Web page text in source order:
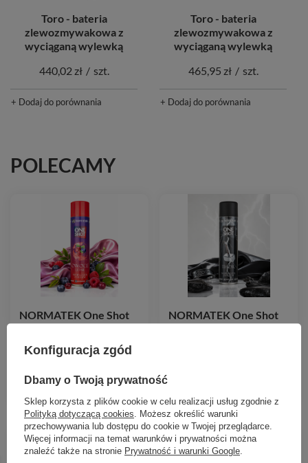
Toro - bateria
zlewozmywakowa z
wyciąganą wylewką
440,02 zł / szt.
+ Dodaj do porównania
Toro - bateria
zlewozmywakowa z
wyciąganą wylewką
465,95 zł / szt.
+ Dodaj do porównania
POLECAMY
NORMATEK One Shot
Owoce Leśne
neutralizator zapachów
600 ml
17,99 zł / szt.
NORMATEK One Shot
Thor neutralizator
Konfiguracja zgód
Dbamy o Twoją prywatność
Sklep korzysta z plików cookie w celu realizacji usług zgodnie z
Polityką dotyczącą cookies. Możesz określić warunki
przechowywania lub dostępu do cookie w Twojej przeglądarce.
Więcej informacji na temat warunków i prywatności można
znaleźć także na stronie Prywatność i warunki Google.